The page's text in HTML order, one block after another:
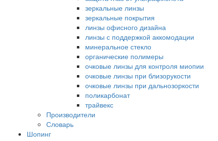
зеркальные линзы
зеркальные покрытия
линзы офисного дизайна
линзы с поддержкой аккомодации
минеральное стекло
органические полимеры
очковые линзы для контроля миопии
очковые линзы при близорукости
очковые линзы при дальнозоркости
поликарбонат
трайвекс
Производители
Словарь
Шопинг